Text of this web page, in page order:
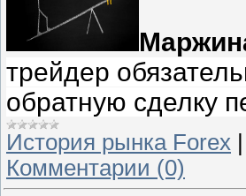
трейдер
обратную сделку
История рынка Forex
Комментарии (0)